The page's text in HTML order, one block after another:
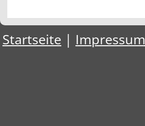
Startseite | Impressum